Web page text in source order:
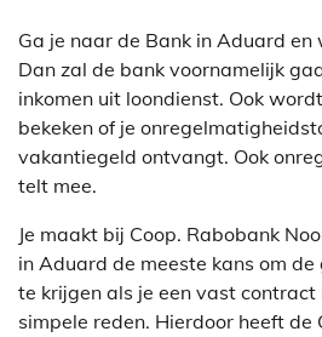
Ga je naar de Bank in Aduard en
Dan zal de bank voornamelijk
inkomen uit loondienst. Ook
bekeken of je
vakantiegeld ontvangt. Ook
telt mee.
Je maakt bij Coop. Rabobank
in Aduard de meeste kans om
te krijgen als je een vast
simpele reden. Hierdoor heeft de